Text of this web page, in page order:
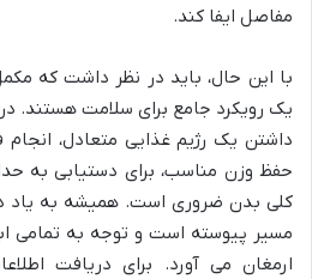
مفاصل ایفا کند.
با این حال، باید در نظر داشت که
یک رویکرد جامع برای سلامت هستند.
داشتن یک رژیم غذایی متعادل،
حفظ وزن مناسب، برای دستیابی به
کلی بدن ضروری است. همیشه به یاد
مسیر پیوسته است و توجه به تمامی
ارمغان می آورد. برای دریافت